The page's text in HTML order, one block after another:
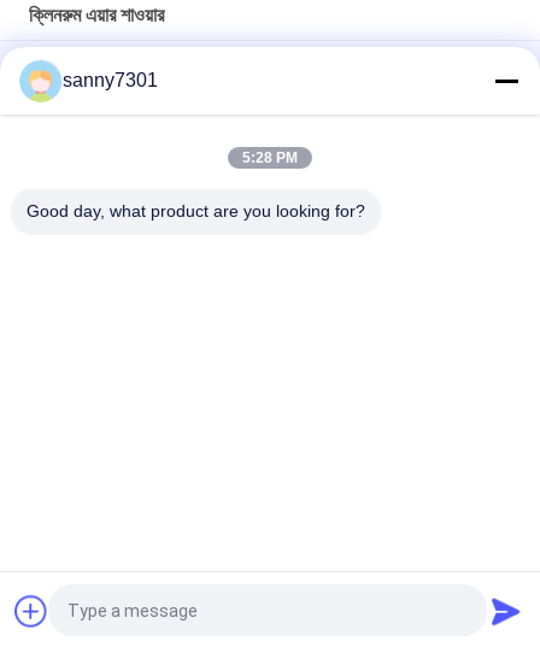
ক্লিনরুম এয়ার শাওয়ার
ওয়্যারলেস প্রেস সুইচ 380V 50HZ সহ বৈদ্যুতিক ক্লিনরুম এয়ার শাওয়ার
ক্লিনরুম প্রকল্পের জন্য স্টেইনলেস স্টিল প্লেট মডুলার এয়ার শাওয়ার
সিই এবং রোএইচএস এয়ার ফ্লো 1300 এম 3 / এইচ সহ অটোমেটেড স্লাইডিং ডোর
sanny7301
5:28 PM
Good day, what product are you looking for?